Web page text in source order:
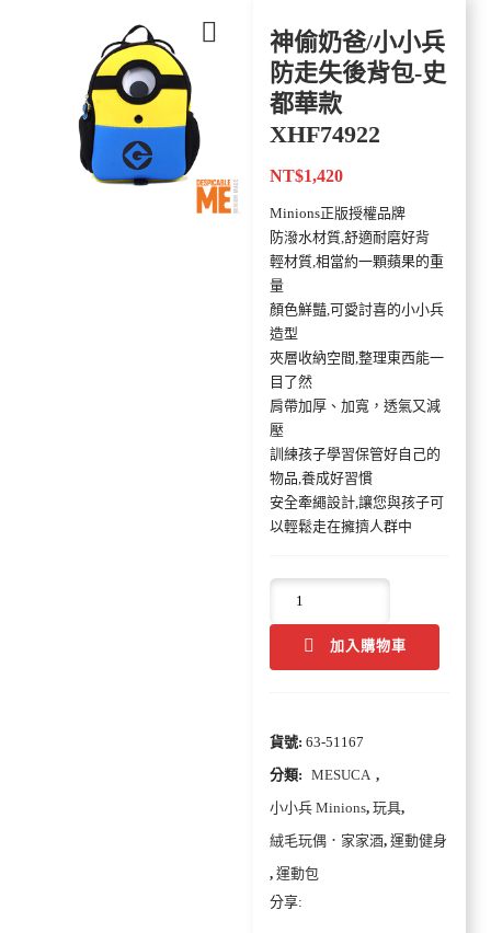
神偷奶爸/小小兵
防走失後背包-史
都華款
XHF74922
NT$1,420
Minions正版授權品牌
防潑水材質,舒適耐磨好背
輕材質,相當約一顆蘋果的重
量
顏色鮮豔,可愛討喜的小小兵
造型
夾層收納空間,整理東西能一
目了然
肩帶加厚、加寬，透氣又減
壓
訓練孩子學習保管好自己的
物品,養成好習慣
安全牽繩設計,讓您與孩子可
以輕鬆走在擁擠人群中
加入購物車
貨號: 63-51167
分類: MESUCA ,
小小兵 Minions, 玩具,
絨毛玩偶．家家酒, 運動健身
, 運動包
分享: